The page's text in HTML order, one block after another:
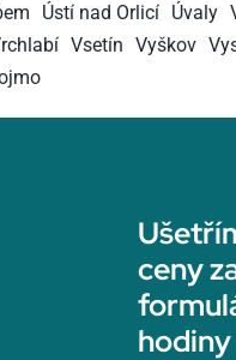
Ústí nad Orlicí Úvaly
Vsetín Vyškov
ceny